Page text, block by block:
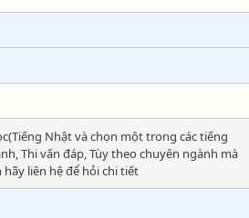
Nhật và chọn một trong các tiếng
Thi vấn đáp, Tùy theo chuyên ngành mà
liên hệ để hỏi chi tiết